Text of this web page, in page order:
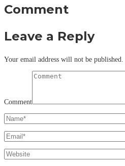
Comment
Leave a Reply
Your email address will not be published.
Comment